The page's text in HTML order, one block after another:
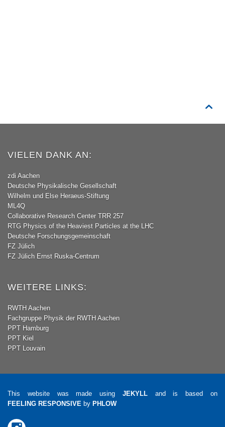

VIELEN DANK AN:
zdi Aachen
Deutsche Physikalische Gesellschaft
Wilhelm und Else Heraeus-Stiftung
ML4Q
Collaborative Research Center TRR 257
RTG Physics of the Heaviest Particles at the LHC
Deutsche Forschungsgemeinschaft
FZ Jülich
FZ Jülich Ernst Ruska-Centrum
WEITERE LINKS:
RWTH Aachen
Fachgruppe Physik der RWTH Aachen
PPT Hamburg
PPT Kiel
PPT Louvain
This website was made using JEKYLL and is based on
FEELING RESPONSIVE by PHLOW